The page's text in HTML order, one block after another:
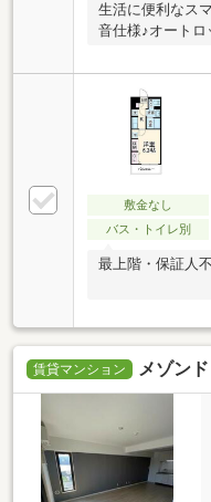
生活に便利なス
音仕様♪オート
敷金なし
バス・トイレ別
最上階・保証人
賃貸マンション メゾン